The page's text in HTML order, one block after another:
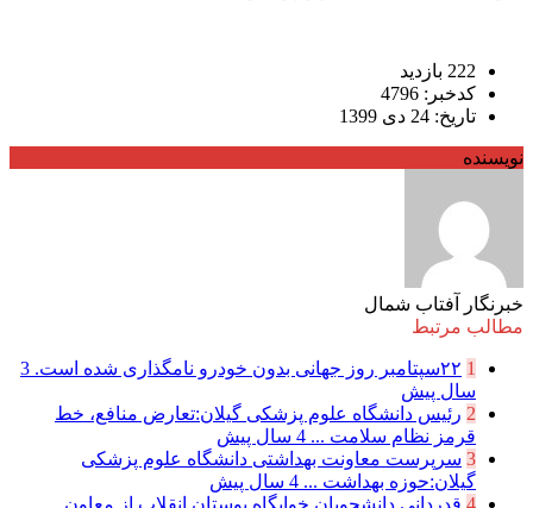
222 بازدید
کدخبر: 4796
تاریخ: 24 دی 1399
نویسنده
خبرنگار آفتاب شمال
مطالب مرتبط
1 ۲۲سپتامبر روز جهانی بدون خودرو نامگذاری شده است.
3
سال پیش
2 رئیس دانشگاه علوم پزشکی گیلان:تعارض منافع، خط
قرمز نظام سلامت ... 4 سال پیش
3 سرپرست معاونت بهداشتی دانشگاه علوم پزشکی
گیلان:حوزه بهداشت ... 4 سال پیش
4 قدردانی دانشجویان خوابگاه بوستان انقلاب از معاون